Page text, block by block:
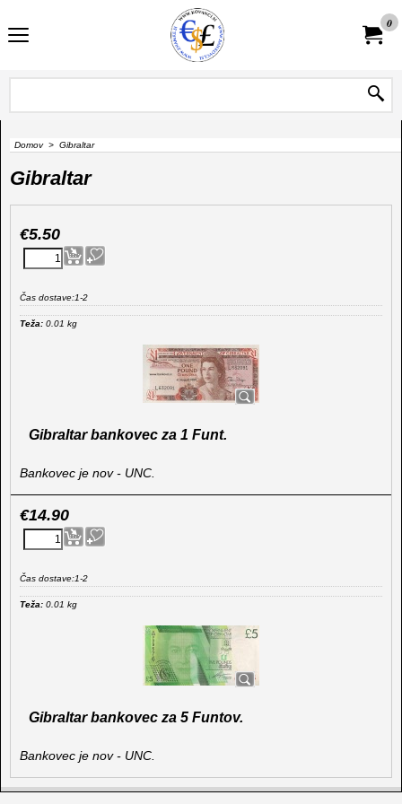
0
Domov> Gibraltar
Gibraltar
€5.50
Čas dostave:1-2
Teža: 0.01 kg
Gibraltar bankovec za 1 Funt.
Bankovec je nov - UNC.
€14.90
Čas dostave:1-2
Teža: 0.01 kg
Gibraltar bankovec za 5 Funtov.
Bankovec je nov - UNC.